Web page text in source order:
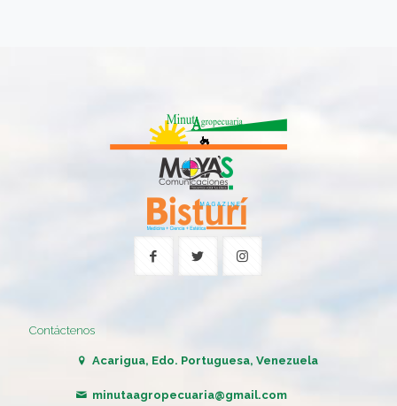
Contáctenos
Acarigua, Edo. Portuguesa, Venezuela
minutaagropecuaria@gmail.com